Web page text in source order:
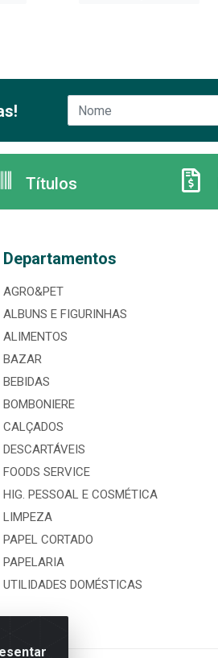
Títulos
Departamentos
AGRO&PET
ALBUNS E FIGURINHAS
ALIMENTOS
BAZAR
BEBIDAS
BOMBONIERE
CALÇADOS
DESCARTÁVEIS
FOODS SERVICE
HIG. PESSOAL E COSMÉTICA
LIMPEZA
PAPEL CORTADO
PAPELARIA
UTILIDADES DOMÉSTICAS